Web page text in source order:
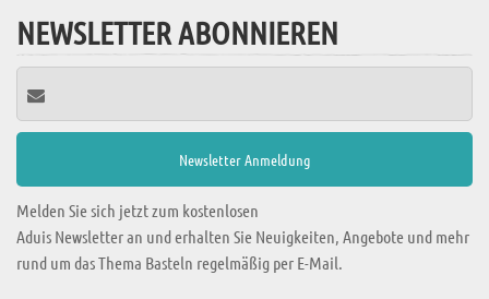
NEWSLETTER ABONNIEREN
Melden Sie sich jetzt zum kostenlosen
Aduis Newsletter an und erhalten Sie Neuigkeiten, Angebote und mehr
rund um das Thema Basteln regelmäßig per E-Mail.